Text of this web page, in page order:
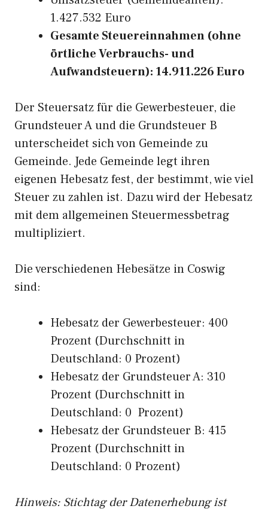
1.427.532 Euro
Gesamte Steuereinnahmen (ohne
örtliche Verbrauchs- und
Aufwandsteuern): 14.911.226 Euro
Der Steuersatz für die Gewerbesteuer, die
Grundsteuer A und die Grundsteuer B
unterscheidet sich von Gemeinde zu
Gemeinde. Jede Gemeinde legt ihren
eigenen Hebesatz fest, der bestimmt, wie viel
Steuer zu zahlen ist. Dazu wird der Hebesatz
mit dem allgemeinen Steuermessbetrag
multipliziert.
Die verschiedenen Hebesätze in Coswig
sind:
Hebesatz der Gewerbesteuer: 400
Prozent (Durchschnitt in
Deutschland: 0 Prozent)
Hebesatz der Grundsteuer A: 310
Prozent (Durchschnitt in
Deutschland: 0 Prozent)
Hebesatz der Grundsteuer B: 415
Prozent (Durchschnitt in
Deutschland: 0 Prozent)
Hinweis: Stichtag der Datenerhebung ist